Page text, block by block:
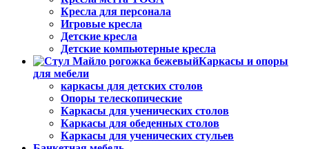
Кресла для персонала
Игровые кресла
Детские кресла
Детские компьютерные кресла
Каркасы и опоры
для мебели
каркасы для детских столов
Опоры телескопические
Каркасы для ученических столов
Каркасы для обеденных столов
Каркасы для ученических стульев